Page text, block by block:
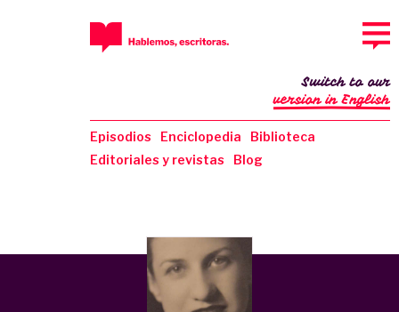
Episodios Enciclopedia
Biblioteca
Editoriales y revistas
Blog
Switch to our
version in English